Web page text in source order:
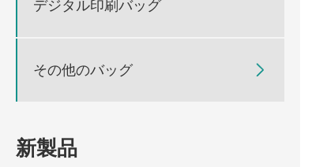
デジタル印刷バッグ
その他のバッグ 
新製品